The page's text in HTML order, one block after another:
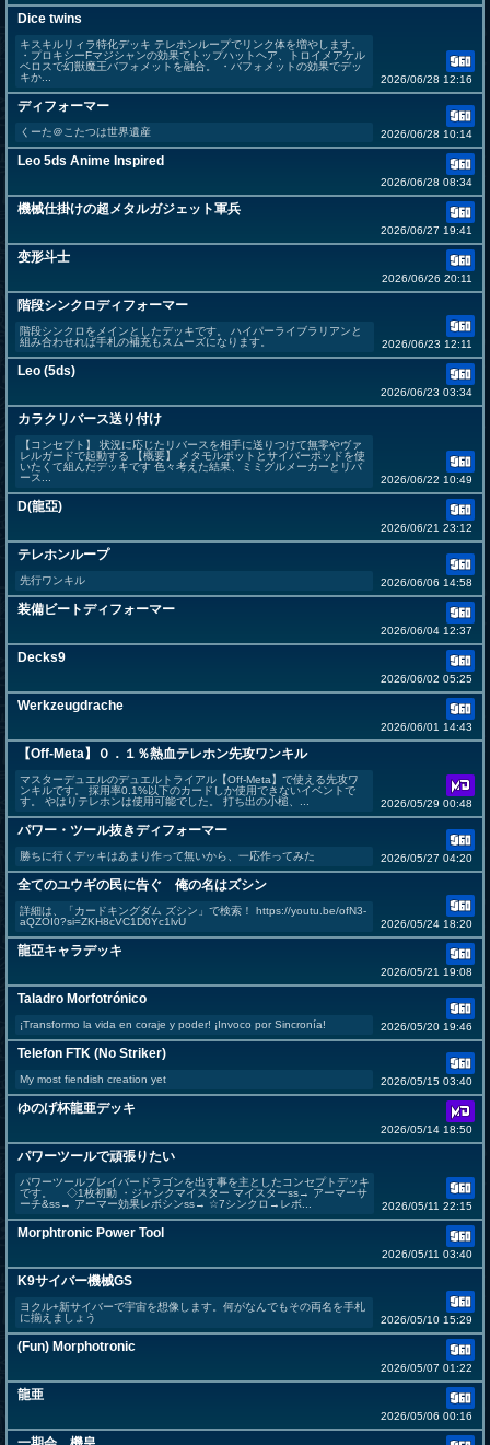
Dice twins
キスキルリィラ特化デッキ テレホンループでリンク体を増やします。
・プロキシーFマジシャンの効果でトップハットヘア、トロイメアケル
ベロスで幻獣魔王バフォメットを融合。 ・バフォメットの効果でデッ
キか...
2026/06/28 12:16
ディフォーマー
くーた＠こたつは世界遺産 2026/06/28 10:14
Leo 5ds Anime Inspired
2026/06/28 08:34
機械仕掛けの超メタルガジェット軍兵
2026/06/27 19:41
变形斗士
2026/06/26 20:11
階段シンクロディフォーマー
階段シンクロをメインとしたデッキです。 ハイパーライブラリアンと
組み合わせれば手札の補充もスムーズになります。
2026/06/23 12:11
Leo (5ds)
2026/06/23 03:34
カラクリバース送り付け
【コンセプト】 状況に応じたリバースを相手に送りつけて無零やヴァ
レルガードで起動する 【概要】 メタモルポットとサイバーポッドを使
いたくて組んだデッキです 色々考えた結果、ミミグルメーカーとリバ
ース...
2026/06/22 10:49
D(龍亞)
2026/06/21 23:12
テレホンループ
先行ワンキル 2026/06/06 14:58
装備ビートディフォーマー
2026/06/04 12:37
Decks9
2026/06/02 05:25
Werkzeugdrache
2026/06/01 14:43
【Off-Meta】０．１％熱血テレホン先攻ワンキル
マスターデュエルのデュエルトライアル【Off-Meta】で使える先攻ワ
ンキルです。 採用率0.1%以下のカードしか使用できないイベントで
す。 やはりテレホンは使用可能でした。 打ち出の小槌、...
2026/05/29 00:48
パワー・ツール抜きディフォーマー
勝ちに行くデッキはあまり作って無いから、一応作ってみた 2026/05/27 04:20
全てのユウギの民に告ぐ 俺の名はズシン
詳細は、「カードキングダム ズシン」で検索！ https://youtu.be/ofN3-
aQZOI0?si=ZKH8cVC1D0Yc1lvU
2026/05/24 18:20
龍亞キャラデッキ
2026/05/21 19:08
Taladro Morfotrónico
¡Transformo la vida en coraje y poder! ¡Invoco por Sincronía! 2026/05/20 19:46
Telefon FTK (No Striker)
My most fiendish creation yet 2026/05/15 03:40
ゆのげ杯龍亜デッキ
2026/05/14 18:50
パワーツールで頑張りたい
パワーツールブレイバードラゴンを出す事を主としたコンセプトデッキ
です。 ◇1枚初動 ・ジャンクマイスター マイスターss→ アーマーサ
ーチ&ss→ アーマー効果レボシンss→ ☆7シンクロ→レボ...
2026/05/11 22:15
Morphtronic Power Tool
2026/05/11 03:40
K9サイバー機械GS
ヨクル+新サイバーで宇宙を想像します。何がなんでもその両名を手札
に揃えましょう
2026/05/10 15:29
(Fun) Morphotronic
2026/05/07 01:22
龍亜
2026/05/06 00:16